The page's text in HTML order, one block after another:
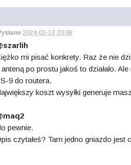
2024-03-13 20:08
mi pisać konkrety. Raz że nie
anteną po prostu jakoś to działało.
9 do routera.
koszt wysyłki generuje
pewnie.
czytałeś? Tam jedno gniazdo jest